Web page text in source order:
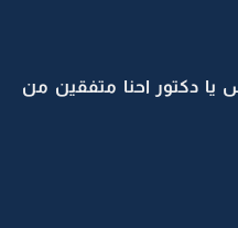
يا دكتور احنا متفقين من